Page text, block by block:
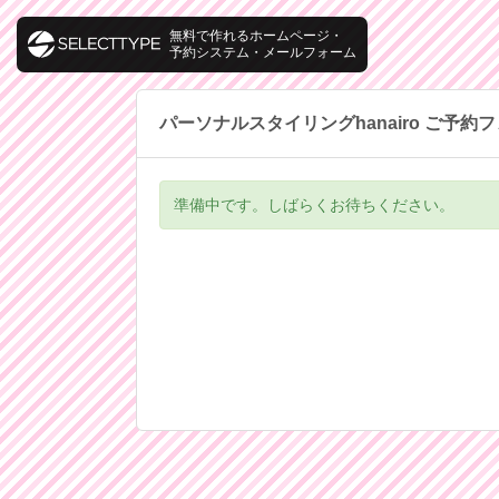
パーソナルスタイリングhanairo ご予約
準備中です。しばらくお待ちください。
無料で作れるホームページ・
予約システム・メールフォーム